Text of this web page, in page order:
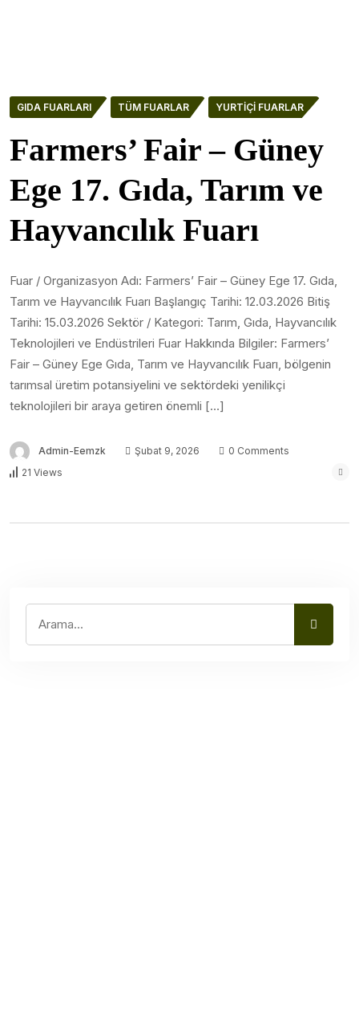
GIDA FUARLARI TÜM FUARLAR YURTIÇI FUARLAR
Farmers’ Fair – Güney
Ege 17. Gıda, Tarım ve
Hayvancılık Fuarı
Fuar / Organizasyon Adı: Farmers’ Fair – Güney Ege 17. Gıda,
Tarım ve Hayvancılık Fuarı Başlangıç Tarihi: 12.03.2026 Bitiş
Tarihi: 15.03.2026 Sektör / Kategori: Tarım, Gıda, Hayvancılık
Teknolojileri ve Endüstrileri Fuar Hakkında Bilgiler: Farmers’
Fair – Güney Ege Gıda, Tarım ve Hayvancılık Fuarı, bölgenin
tarımsal üretim potansiyelini ve sektördeki yenilikçi
teknolojileri bir araya getiren önemli […]
Admin-Eemzk Şubat 9, 2026
0 Comments
21 Views